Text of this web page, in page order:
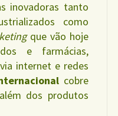
inovadoras tanto
como
que vão hoje
e farmácias,
internet e redes
cobre
dos produtos